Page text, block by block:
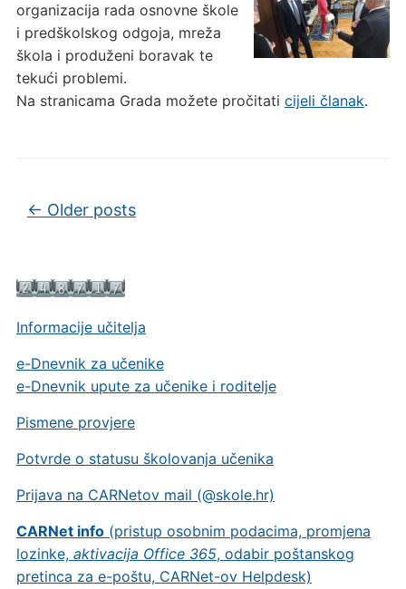
Informacije učitelja
e-Dnevnik za učenike
e-Dnevnik upute za učenike i roditelje
Pismene provjere
Potvrde o statusu školovanja učenika
Prijava na CARNetov mail (@skole.hr)
CARNet info(pristup osobnim podacima, promjena
lozinke, aktivacija Office 365, odabir poštanskog
pretinca za e-poštu, CARNet-ov Helpdesk)
organizacija rada osnovne škole
i predškolskog odgoja, mreža
škola i produženi boravak te
tekući problemi.
Na stranicama Grada možete pročitati cijeli članak.
Post navigation
← Older posts